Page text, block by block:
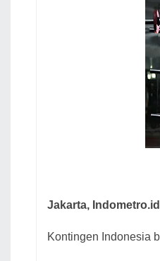
Jakarta,
Kontingen Indonesia